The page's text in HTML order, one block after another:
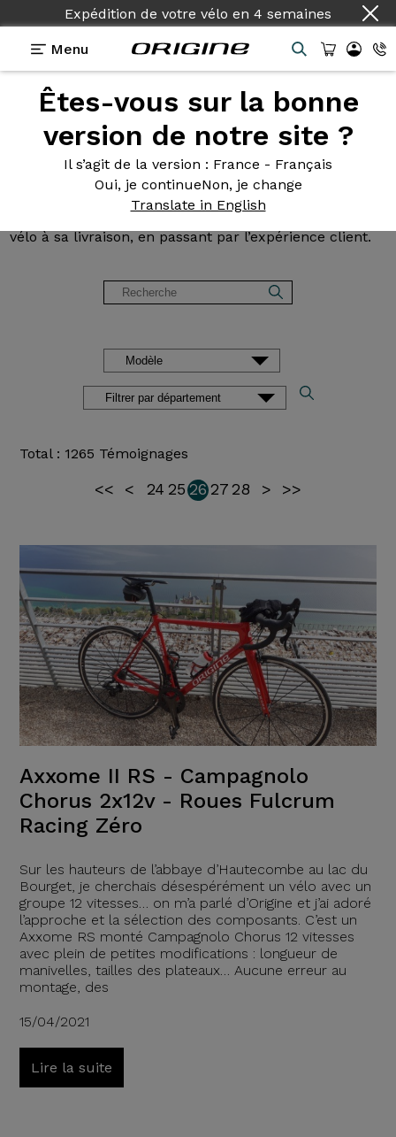
Pays : Français
Menu
Êtes-vous sur la bonne
version de notre site ?
Il s’agit de la version : France - Français
Oui, je continueNon, je change
Translate in English
Avis ettémoignages des
clients Origine
Lisez les avis sur nos vélos de Route, Gravel, VTT et
vélo à sa livraison, en passant par l’expérience client.
Total : 1265 Témoignages
<< < 24 25 26 27 28 > >>
Axxome II RS - Campagnolo
Chorus 2x12v - Roues Fulcrum
Racing Zéro
Sur les hauteurs de l’abbaye d’Hautecombe au lac du
Bourget, je cherchais désespérément un vélo avec un
groupe 12 vitesses… on m’a parlé d’Origine et j’ai adoré
l’approche et la sélection des composants. C’est un
Axxome RS monté Campagnolo Chorus 12 vitesses
avec plein de petites modifications : longueur de
manivelles, tailles des plateaux… Aucune erreur au
montage, des
15/04/2021
Lire la suite